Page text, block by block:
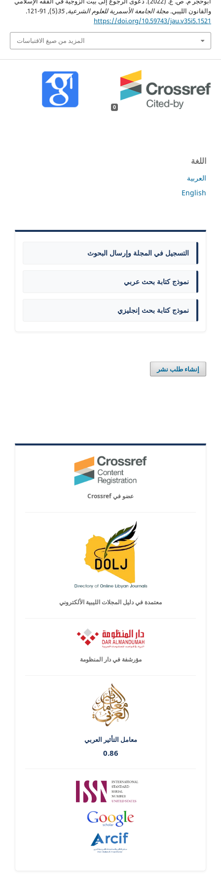
والقانون الليبي. مجلة الجامعة الأسمرية للعلوم الشرعية,
35
(5), 91-121.
https://doi.org/10.59743/jau.v35i5.1521
المزيد من صيغ الاقتباسات
0
اللغة
العربية
English
التسجيل في المجلة وإرسال البحوث
نموذج كتابة بحث عربي
نموذج كتابة بحث إنجليزي
إنشاء طلب نشر
عضو في Crossref
معتمدة في دليل المجلات الليبية الألكتروني
مؤرشفة في دار المنظومة
معامل التأثير العربي
0.86